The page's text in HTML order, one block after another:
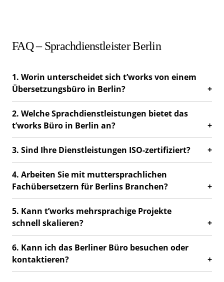
FAQ – Sprachdienstleister Berlin
1. Worin unterscheidet sich t’works von einem
Übersetzungsbüro in Berlin?
2. Welche Sprachdienstleistungen bietet das
t’works Büro in Berlin an?
3. Sind Ihre Dienstleistungen ISO-zertifiziert?
4. Arbeiten Sie mit muttersprachlichen
Fachübersetzern für Berlins Branchen?
5. Kann t’works mehrsprachige Projekte
schnell skalieren?
6. Kann ich das Berliner Büro besuchen oder
kontaktieren?